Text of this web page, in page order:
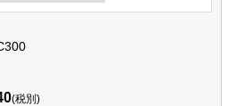
(税別)